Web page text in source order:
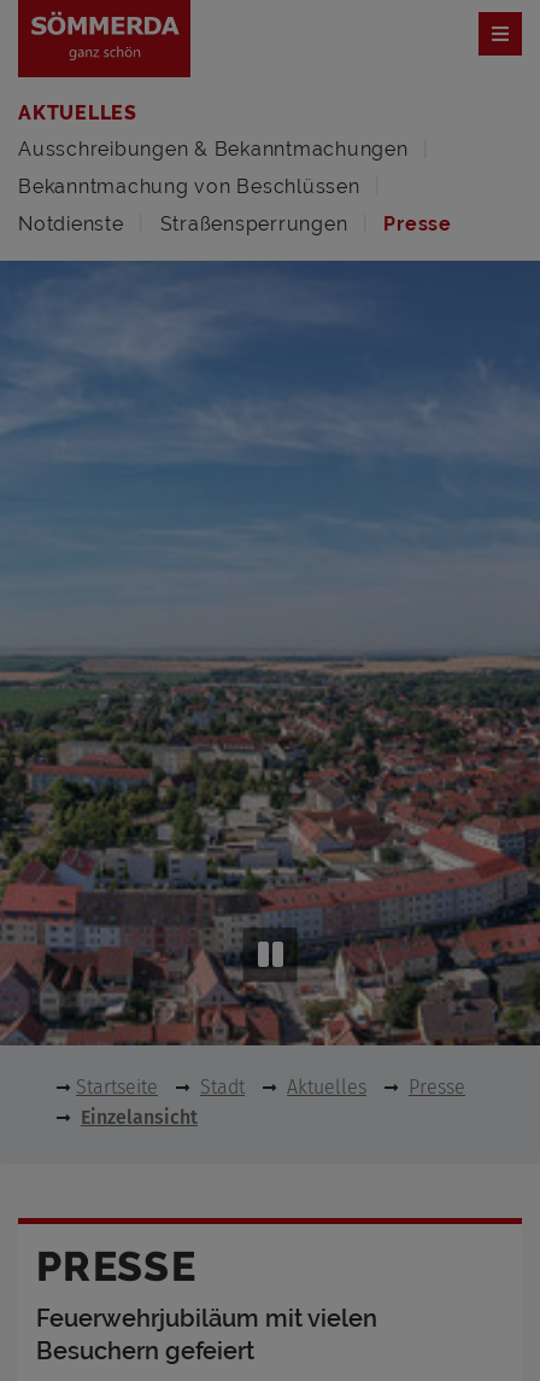
AKTUELLES
Ausschreibungen & Bekanntmachungen
Bekanntmachung von Beschlüssen
Notdienste
Straßensperrungen Presse
Startseite Stadt Aktuelles
Presse
Einzelansicht
PRESSE
Feuerwehrjubiläum mit vielen
Besuchern gefeiert